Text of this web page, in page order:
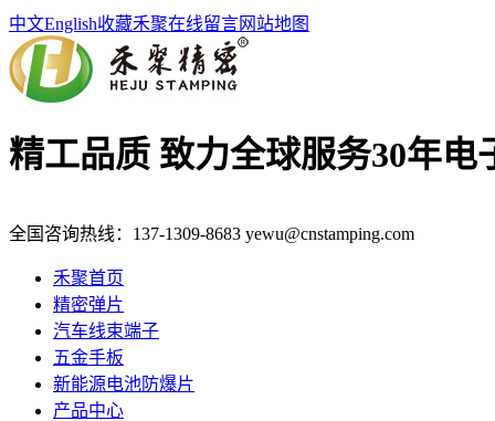
中文English收藏禾聚在线留言网站地图
精工品质 致力全球服务30年电
全国咨询热线： 137-1309-8683 yewu@cnstamping.com
禾聚首页
精密弹片
汽车线束端子
五金手板
新能源电池防爆片
产品中心